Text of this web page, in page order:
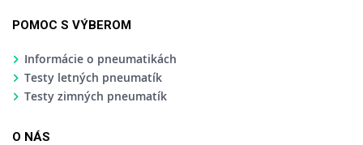
POMOC S VÝBEROM
Informácie o pneumatikách
Testy letných pneumatík
Testy zimných pneumatík
O NÁS